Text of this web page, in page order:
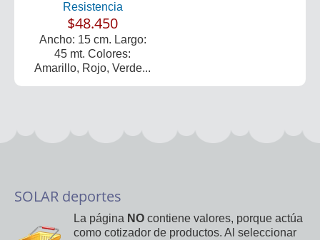
Resistencia
$48.450
Ancho: 15 cm. Largo:
45 mt. Colores:
Amarillo, Rojo, Verde...
SOLAR deportes
La página NO contiene valores, porque actúa
como cotizador de productos. Al seleccionar